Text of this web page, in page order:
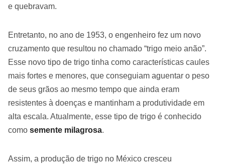
e quebravam.
Entretanto, no ano de 1953, o engenheiro fez um novo
cruzamento que resultou no chamado “trigo meio anão”.
Esse novo tipo de trigo tinha como características caules
mais fortes e menores, que conseguiam aguentar o peso
de seus grãos ao mesmo tempo que ainda eram
resistentes à doenças e mantinham a produtividade em
alta escala. Atualmente, esse tipo de trigo é conhecido
como semente milagrosa.
Assim, a produção de trigo no México cresceu